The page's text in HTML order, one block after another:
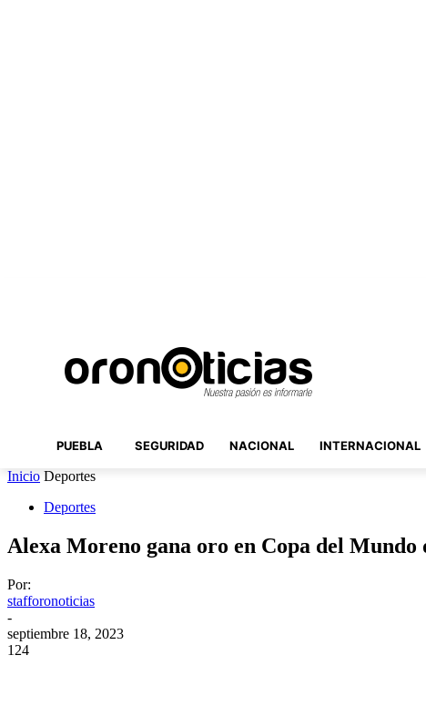
PUEBLA SEGURIDAD NACIONAL INTERNACIONAL
Inicio Deportes
Deportes
Alexa Moreno gana oro en Copa del Mundo
Por:
stafforonoticias
-
septiembre 18, 2023
124